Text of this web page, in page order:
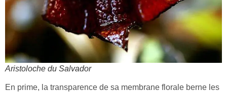
Aristoloche du Salvador
En prime, la transparence de sa membrane florale berne les